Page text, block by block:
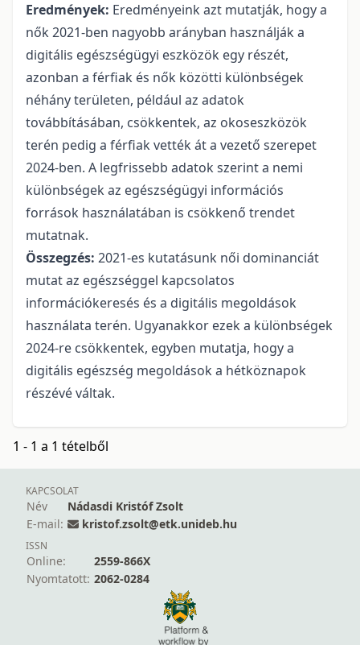
Eredmények: Eredményeink azt mutatják, hogy a
nők 2021-ben nagyobb arányban használják a
digitális egészségügyi eszközök egy részét,
azonban a férfiak és nők közötti különbségek
néhány területen, például az adatok
továbbításában, csökkentek, az okoseszközök
terén pedig a férfiak vették át a vezető szerepet
2024-ben. A legfrissebb adatok szerint a nemi
különbségek az egészségügyi információs
források használatában is csökkenő trendet
mutatnak.
Összegzés: 2021-es kutatásunk női dominanciát
mutat az egészséggel kapcsolatos
információkeresés és a digitális megoldások
használata terén. Ugyanakkor ezek a különbségek
2024-re csökkentek, egyben mutatja, hogy a
digitális egészség megoldások a hétköznapok
részévé váltak.
1 - 1 a 1 tételből
KAPCSOLAT
Név
Nádasdi Kristóf Zsolt
E-mail:
kristof.zsolt@etk.unideb.hu
ISSN
Online:
2559-866X
Nyomtatott: 2062-0284